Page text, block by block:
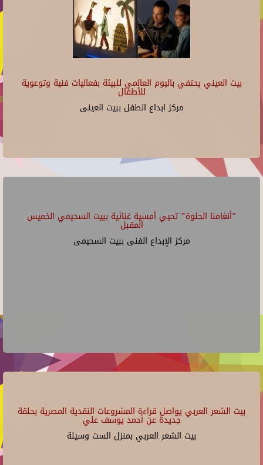
بيت العيني يحتفي باليوم العالمي للبيئة بفعاليات فنية وتوعوية
للأطفال
مركز ابداع الطفل ببيت العينى
"أنغامنا الحلوة" تحيي أمسية غنائية ببيت السحيمي الخميس
المقبل
مركز الإبداع الفنى ببيت السحيمى
بيت الشعر العربي يواصل قراءة المشروعات النقدية المصرية بحلقة
جديدة عن أحمد يوسف علي
بيت الشعر العربي بمنزل الست وسيلة